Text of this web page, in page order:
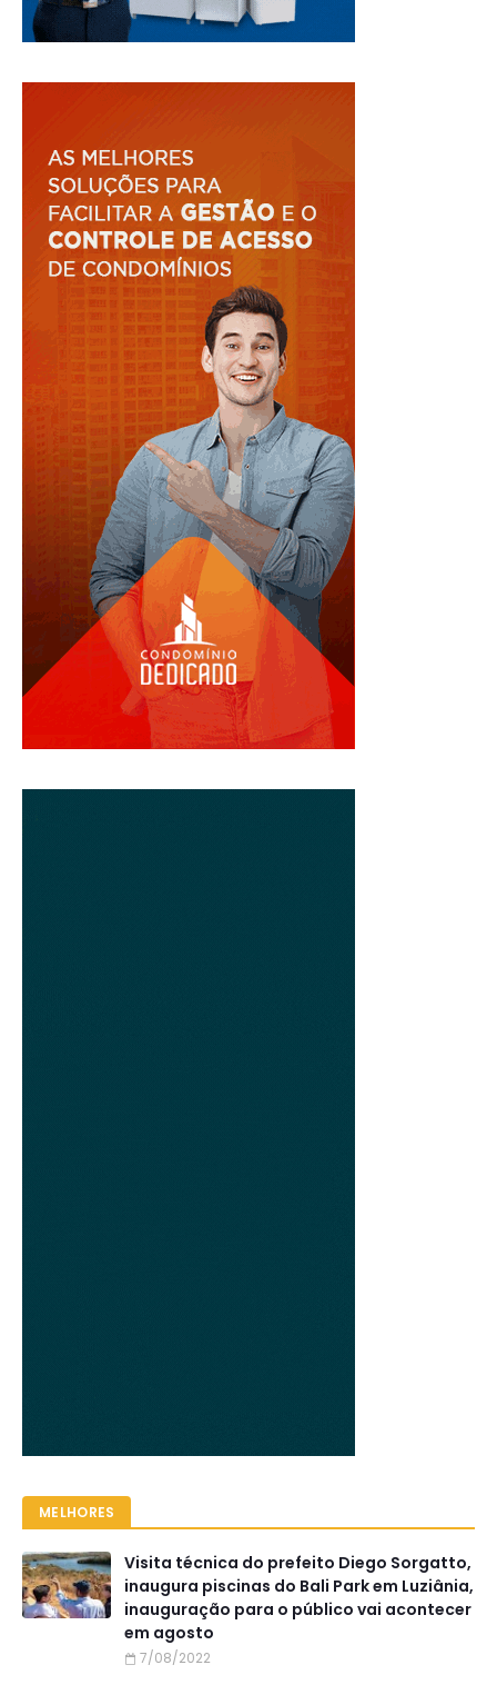
MELHORES
Visita técnica do prefeito Diego Sorgatto,
inaugura piscinas do Bali Park em Luziânia,
inauguração para o público vai acontecer
em agosto
7/08/2022